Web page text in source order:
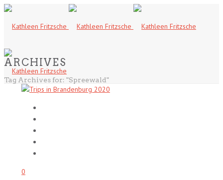
ARCHIVES
Tag Archives for: "Spreewald"
0